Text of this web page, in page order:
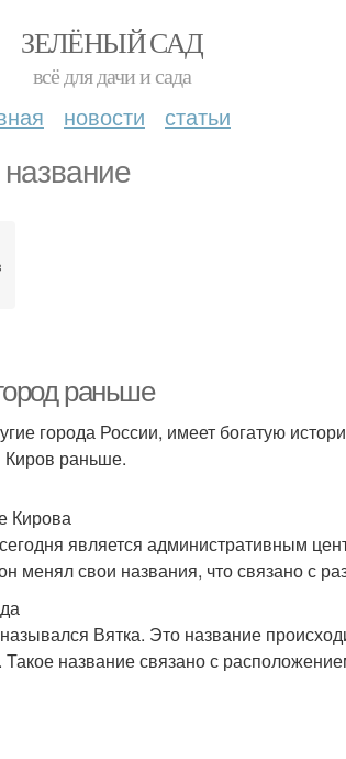
ЗЕЛЁНЫЙ САД
всё для дачи и сада
новости статьи
раньше
города России, имеет богатую
Киров раньше.
Кирова
является административным
менял свои названия, что связано с
Вятка. Это название
название связано с